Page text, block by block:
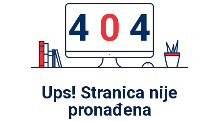
4 0 4
Ups! Stranica nije
pronađena